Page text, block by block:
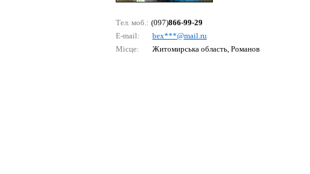
Тел. моб.: (097)866-99-29
E-mail:
bех***@mаil.ru
Місце:
Житомирська область, Романов